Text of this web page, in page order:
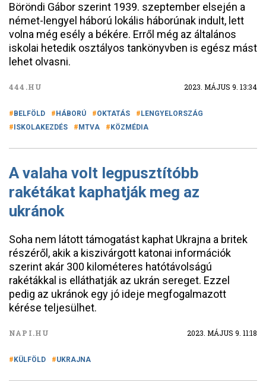
Böröndi Gábor szerint 1939. szeptember elsején a
német-lengyel háború lokális háborúnak indult, lett
volna még esély a békére. Erről még az általános
iskolai hetedik osztályos tankönyvben is egész mást
lehet olvasni.
444.HU 2023. MÁJUS 9. 13:34
BELFÖLD HÁBORÚ OKTATÁS
LENGYELORSZÁG
ISKOLAKEZDÉS
MTVA KÖZMÉDIA
A valaha volt legpusztítóbb
rakétákat kaphatják meg az
ukránok
Soha nem látott támogatást kaphat Ukrajna a britek
részéről, akik a kiszivárgott katonai információk
szerint akár 300 kilométeres hatótávolságú
rakétákkal is elláthatják az ukrán sereget. Ezzel
pedig az ukránok egy jó ideje megfogalmazott
kérése teljesülhet.
NAPI.HU 2023. MÁJUS 9. 11:18
KÜLFÖLD UKRAJNA